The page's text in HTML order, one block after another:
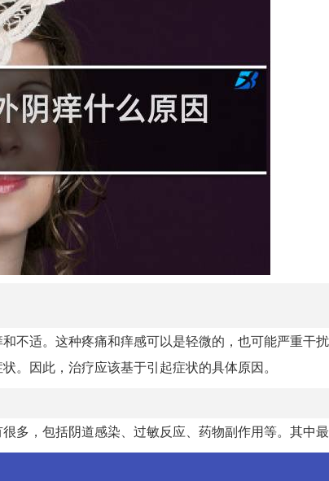
不适。这种疼痛和痒感可以是轻微的，也可能严重干
。因此，治疗应该基于引起症状的具体原因。
多，包括阴道感染、过敏反应、药物副作用等。其中